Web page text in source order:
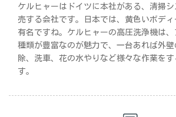
ケルヒャーはドイツに本社がある、清掃
売する会社です。日本では、黄色いボデ
有名ですね。ケルヒャーの高圧洗浄機は
種類が豊富なのが魅力で、一台あれば外
除、洗車、花の水やりなど様々な作業を
す。